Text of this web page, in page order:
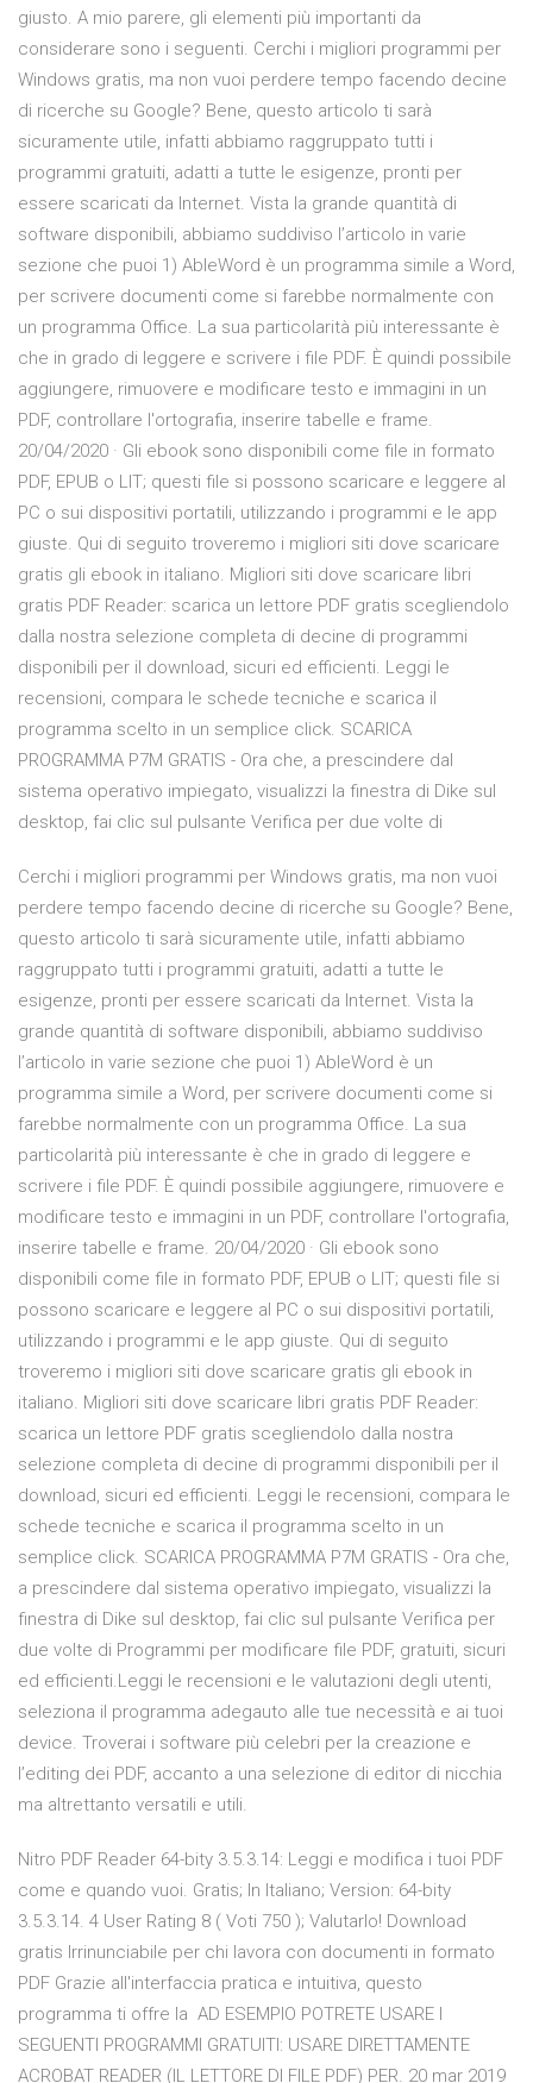
giusto. A mio parere, gli elementi più importanti da
considerare sono i seguenti. Cerchi i migliori programmi per
Windows gratis, ma non vuoi perdere tempo facendo decine
di ricerche su Google? Bene, questo articolo ti sarà
sicuramente utile, infatti abbiamo raggruppato tutti i
programmi gratuiti, adatti a tutte le esigenze, pronti per
essere scaricati da Internet. Vista la grande quantità di
software disponibili, abbiamo suddiviso l’articolo in varie
sezione che puoi 1) AbleWord è un programma simile a Word,
per scrivere documenti come si farebbe normalmente con
un programma Office. La sua particolarità più interessante è
che in grado di leggere e scrivere i file PDF. È quindi possibile
aggiungere, rimuovere e modificare testo e immagini in un
PDF, controllare l'ortografia, inserire tabelle e frame.
20/04/2020 · Gli ebook sono disponibili come file in formato
PDF, EPUB o LIT; questi file si possono scaricare e leggere al
PC o sui dispositivi portatili, utilizzando i programmi e le app
giuste. Qui di seguito troveremo i migliori siti dove scaricare
gratis gli ebook in italiano. Migliori siti dove scaricare libri
gratis PDF Reader: scarica un lettore PDF gratis scegliendolo
dalla nostra selezione completa di decine di programmi
disponibili per il download, sicuri ed efficienti. Leggi le
recensioni, compara le schede tecniche e scarica il
programma scelto in un semplice click. SCARICA
PROGRAMMA P7M GRATIS - Ora che, a prescindere dal
sistema operativo impiegato, visualizzi la finestra di Dike sul
desktop, fai clic sul pulsante Verifica per due volte di
Cerchi i migliori programmi per Windows gratis, ma non vuoi
perdere tempo facendo decine di ricerche su Google? Bene,
questo articolo ti sarà sicuramente utile, infatti abbiamo
raggruppato tutti i programmi gratuiti, adatti a tutte le
esigenze, pronti per essere scaricati da Internet. Vista la
grande quantità di software disponibili, abbiamo suddiviso
l’articolo in varie sezione che puoi 1) AbleWord è un
programma simile a Word, per scrivere documenti come si
farebbe normalmente con un programma Office. La sua
particolarità più interessante è che in grado di leggere e
scrivere i file PDF. È quindi possibile aggiungere, rimuovere e
modificare testo e immagini in un PDF, controllare l'ortografia,
inserire tabelle e frame. 20/04/2020 · Gli ebook sono
disponibili come file in formato PDF, EPUB o LIT; questi file si
possono scaricare e leggere al PC o sui dispositivi portatili,
utilizzando i programmi e le app giuste. Qui di seguito
troveremo i migliori siti dove scaricare gratis gli ebook in
italiano. Migliori siti dove scaricare libri gratis PDF Reader:
scarica un lettore PDF gratis scegliendolo dalla nostra
selezione completa di decine di programmi disponibili per il
download, sicuri ed efficienti. Leggi le recensioni, compara le
schede tecniche e scarica il programma scelto in un
semplice click. SCARICA PROGRAMMA P7M GRATIS - Ora che,
a prescindere dal sistema operativo impiegato, visualizzi la
finestra di Dike sul desktop, fai clic sul pulsante Verifica per
due volte di Programmi per modificare file PDF, gratuiti, sicuri
ed efficienti.Leggi le recensioni e le valutazioni degli utenti,
seleziona il programma adegauto alle tue necessità e ai tuoi
device. Troverai i software più celebri per la creazione e
l’editing dei PDF, accanto a una selezione di editor di nicchia
ma altrettanto versatili e utili.
Nitro PDF Reader 64-bity 3.5.3.14: Leggi e modifica i tuoi PDF
come e quando vuoi. Gratis; In Italiano; Version: 64-bity
3.5.3.14. 4 User Rating 8 ( Voti 750 ); Valutarlo! Download
gratis Irrinunciabile per chi lavora con documenti in formato
PDF Grazie all'interfaccia pratica e intuitiva, questo
programma ti offre la AD ESEMPIO POTRETE USARE I
SEGUENTI PROGRAMMI GRATUITI: USARE DIRETTAMENTE
ACROBAT READER (IL LETTORE DI FILE PDF) PER. 20 mar 2019